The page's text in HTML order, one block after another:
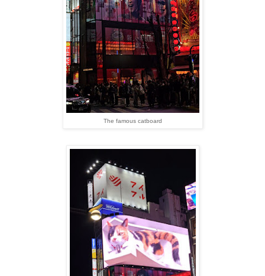
The famous catboard